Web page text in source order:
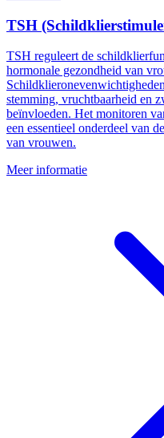
TSH
TSH reguleert de
hormonale gezondheid van
stemming, vruchtbaarheid en
beïnvloeden. Het monitoren
een essentieel onderdeel van
van vrouwen.
Meer informatie